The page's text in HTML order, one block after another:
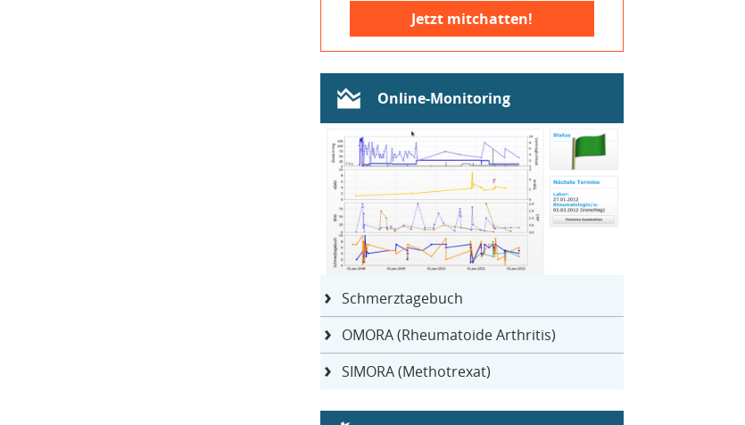
Jetzt mitchatten!
Online-Monitoring
Schmerztagebuch
OMORA (Rheumatoide Arthritis)
SIMORA (Methotrexat)